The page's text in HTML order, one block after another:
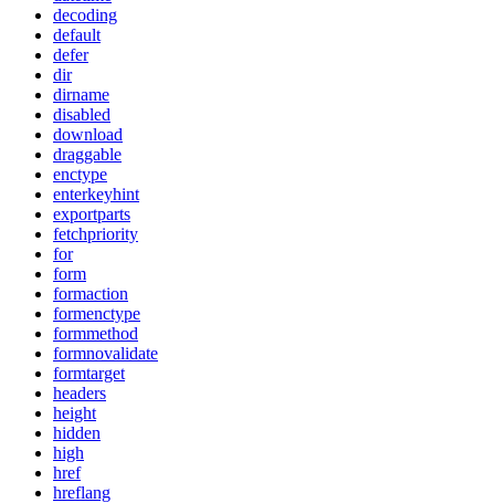
decoding
default
defer
dir
dirname
disabled
download
draggable
enctype
enterkeyhint
exportparts
fetchpriority
for
form
formaction
formenctype
formmethod
formnovalidate
formtarget
headers
height
hidden
high
href
hreflang